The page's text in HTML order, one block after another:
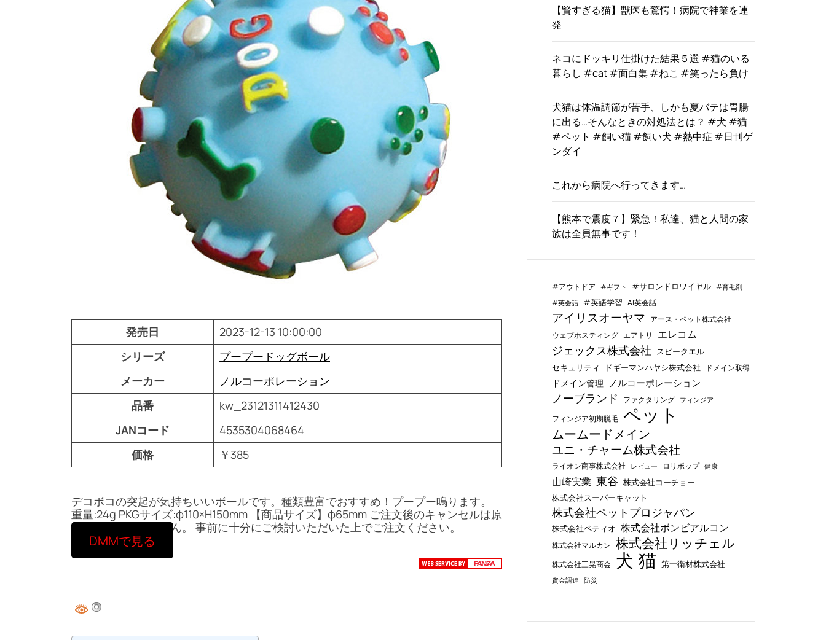
発売日
2023-12-13 10:00:00
シリーズ
プープードッグボール
メーカー
ノルコーポレーション
品番
kw_23121311412430
JANコード
4535304068464
価格
￥385
デコボコの突起が気持ちいいボールです。種類豊富でおすすめ！プープー鳴ります。
重量:24g PKGサイズ:φ110×H150mm 【商品サイズ】φ65mm ご注文後のキャンセルは原
則、承っておりません。 事前に十分にご検討いただいた上でご注文ください。
DMMで見る
【賢すぎる猫】獣医も驚愕！病院で神業を連
発
ネコにドッキリ仕掛けた結果５選 #猫のいる
暮らし #cat #面白集 #ねこ #笑ったら負け
犬猫は体温調節が苦手、しかも夏バテは胃腸
に出る…そんなときの対処法とは？ #犬 #猫
#ペット #飼い猫 #飼い犬 #熱中症 #日刊ゲ
ンダイ
これから病院へ行ってきます…
【熊本で震度７】緊急！私達、猫と人間の家
族は全員無事です！
#アウトドア #ギフト #サロンドロワイヤル #育毛剤
#英会話 #英語学習 AI英会話
アイリスオーヤマ アース・ペット株式会社
ウェブホスティング エアトリ エレコム
ジェックス株式会社 スピークエル
セキュリティ ドギーマンハヤシ株式会社 ドメイン取得
ドメイン管理 ノルコーポレーション
ノーブランド ファクタリング フィンジア
フィンジア初期脱毛 ペット
ムームードメイン
ユニ・チャーム株式会社
ライオン商事株式会社 レビュー ロリポップ 健康
山崎実業 東谷 株式会社コーチョー
株式会社スーパーキャット
株式会社ペットプロジャパン
株式会社ペティオ 株式会社ボンビアルコン
株式会社マルカン 株式会社リッチェル
株式会社三晃商会 犬 猫 第一衛材株式会社
資金調達 防災